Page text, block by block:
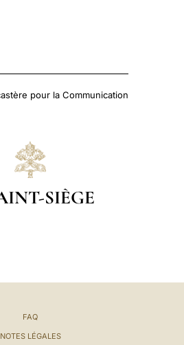
pour la Communication
SIÈGE
FAQ
NOTES LÉGALES